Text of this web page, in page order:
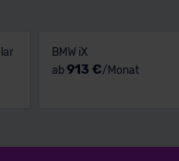
BMW iX
ab913 €/Monat